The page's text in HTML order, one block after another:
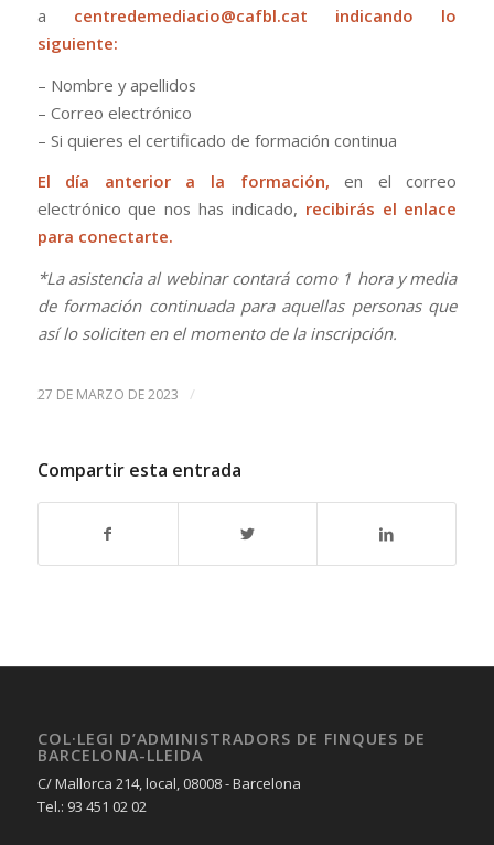
a
centredemediacio@cafbl.cat indicando lo
siguiente:
– Nombre y apellidos
– Correo electrónico
– Si quieres el certificado de formación continua
El día anterior a la formación,en el correo
electrónico que nos has indicado, recibirás el enlace
para conectarte.
*La asistencia al webinar contará como 1 hora y media
de formación continuada para aquellas personas que
así lo soliciten en el momento de la inscripción.
27 DE MARZO DE 2023 /
Compartir esta entrada
COL·LEGI D’ADMINISTRADORS DE FINQUES DE
BARCELONA-LLEIDA
C/ Mallorca 214, local, 08008 - Barcelona
Tel.: 93 451 02 02